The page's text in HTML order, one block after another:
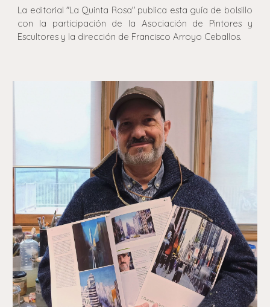
La editorial "La Quinta Rosa" publica esta guía de bolsillo
con la participación de la Asociación de Pintores y
Escultores y la dirección de Francisco Arroyo Ceballos.